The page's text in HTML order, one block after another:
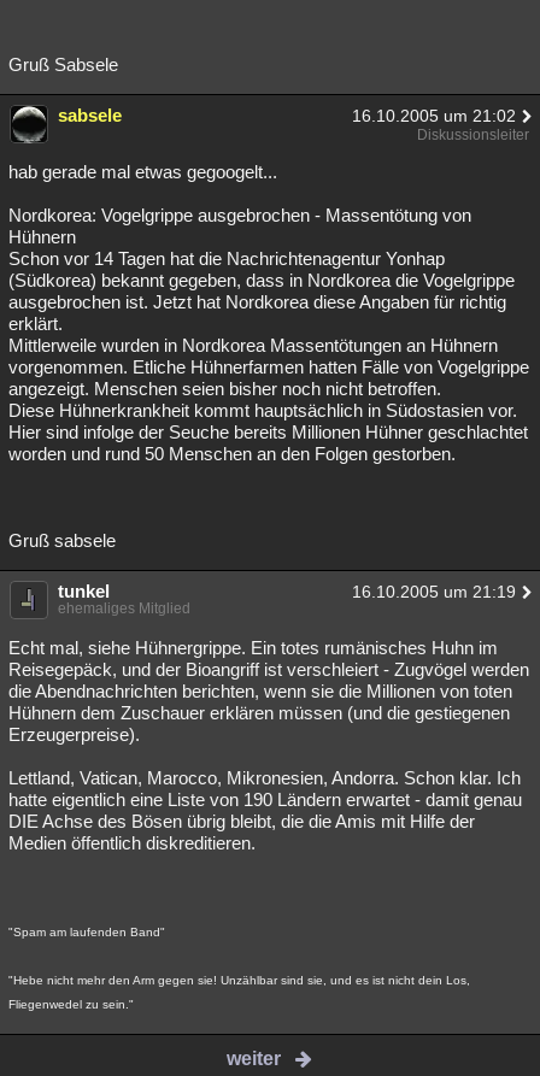
Gruß Sabsele
sabsele 16.10.2005 um 21:02
Diskussionsleiter
hab gerade mal etwas gegoogelt...
Nordkorea: Vogelgrippe ausgebrochen - Massentötung von
Hühnern
Schon vor 14 Tagen hat die Nachrichtenagentur Yonhap
(Südkorea) bekannt gegeben, dass in Nordkorea die Vogelgrippe
ausgebrochen ist. Jetzt hat Nordkorea diese Angaben für richtig
erklärt.
Mittlerweile wurden in Nordkorea Massentötungen an Hühnern
vorgenommen. Etliche Hühnerfarmen hatten Fälle von Vogelgrippe
angezeigt. Menschen seien bisher noch nicht betroffen.
Diese Hühnerkrankheit kommt hauptsächlich in Südostasien vor.
Hier sind infolge der Seuche bereits Millionen Hühner geschlachtet
worden und rund 50 Menschen an den Folgen gestorben.
Gruß sabsele
tunkel 16.10.2005 um 21:19
ehemaliges Mitglied
Echt mal, siehe Hühnergrippe. Ein totes rumänisches Huhn im
Reisegepäck, und der Bioangriff ist verschleiert - Zugvögel werden
die Abendnachrichten berichten, wenn sie die Millionen von toten
Hühnern dem Zuschauer erklären müssen (und die gestiegenen
Erzeugerpreise).
Lettland, Vatican, Marocco, Mikronesien, Andorra. Schon klar. Ich
hatte eigentlich eine Liste von 190 Ländern erwartet - damit genau
DIE Achse des Bösen übrig bleibt, die die Amis mit Hilfe der
Medien öffentlich diskreditieren.
"Spam am laufenden Band"
"Hebe nicht mehr den Arm gegen sie! Unzählbar sind sie, und es ist nicht dein Los,
Fliegenwedel zu sein."
weiter